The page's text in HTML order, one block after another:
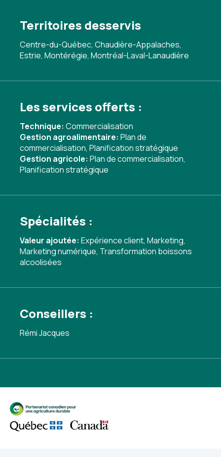
Territoires desservis
Centre-du-Québec, Chaudière-Appalaches,
Estrie, Montérégie, Montréal-Laval-Lanaudière
Les services offerts :
Technique: Commercialisation
Gestion agroalimentaire: Plan de
commercialisation, Planification stratégique
Gestion agricole: Plan de commercialisation,
Planification stratégique
Spécialités :
Valeur ajoutée: Expérience client, Marketing,
Marketing numérique, Transformation boissons
alcoolisées
Conseillers :
Rémi Jacques